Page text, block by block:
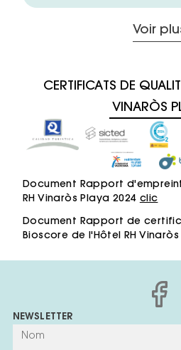
Voir
CERTIFICATS DE
VINARÒS
Document Rapport
RH Vinaròs Playa 2024 clic
Document Rapport de
Bioscore de l'Hôtel RH Vinaròs
NEWSLETTER